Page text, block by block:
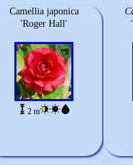
Camellia japonica
'Roger Hall'
2 m